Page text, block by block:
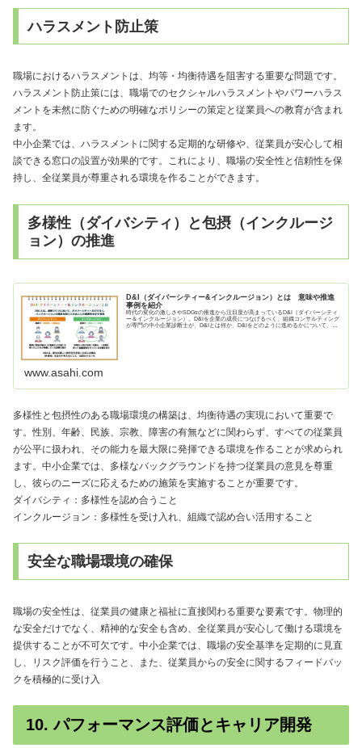
ハラスメント防止策
職場におけるハラスメントは、均等・均衡待遇を阻害する重要な問題です。
ハラスメント防止策には、職場でのセクシャルハラスメントやパワーハラス
メントを未然に防ぐための明確なポリシーの策定と従業員への教育が含まれ
ます。
中小企業では、ハラスメントに関する定期的な研修や、従業員が安心して相
談できる窓口の設置が効果的です。これにより、職場の安全性と信頼性を保
持し、全従業員が尊重される環境を作ることができます。
多様性（ダイバシティ）と包摂（インクルージ
ョン）の推進
D&I（ダイバーシティー&インクルージョン）とは 意味や推進
事例を紹介
時代の変化の激しさやSDGsの推進から注目度が高まっているD&I（ダイバーシティ
ー＆インクルージョン）。D&Iを企業の成長につなげるべく、組織コンサルティング
が専門の中小企業診断士が、D&Iとは何か、D&Iをどのように進めるかについて、わ
www.asahi.com
多様性と包摂性のある職場環境の構築は、均衡待遇の実現において重要で
す。性別、年齢、民族、宗教、障害の有無などに関わらず、すべての従業員
が公平に扱われ、その能力を最大限に発揮できる環境を作ることが求められ
ます。中小企業では、多様なバックグラウンドを持つ従業員の意見を尊重
し、彼らのニーズに応えるための施策を実施することが重要です。
ダイバシティ：多様性を認め合うこと
インクルージョン：多様性を受け入れ、組織で認め合い活用すること
安全な職場環境の確保
職場の安全性は、従業員の健康と福祉に直接関わる重要な要素です。物理的
な安全だけでなく、精神的な安全も含め、全従業員が安心して働ける環境を
提供することが不可欠です。中小企業では、職場の安全基準を定期的に見直
し、リスク評価を行うこと、また、従業員からの安全に関するフィードバッ
クを積極的に受け入
10. パフォーマンス評価とキャリア開発